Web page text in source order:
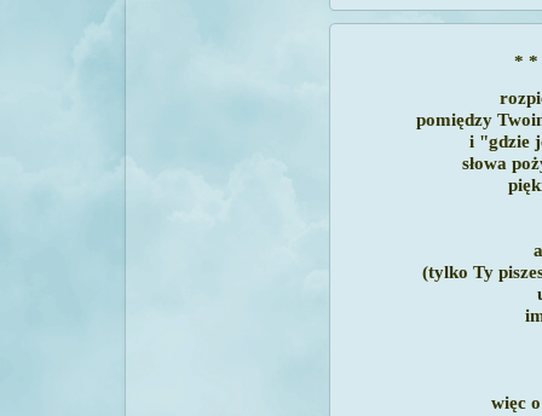
* *
pomiędzy
i "gdzie
słowa
(tylko Ty
więc